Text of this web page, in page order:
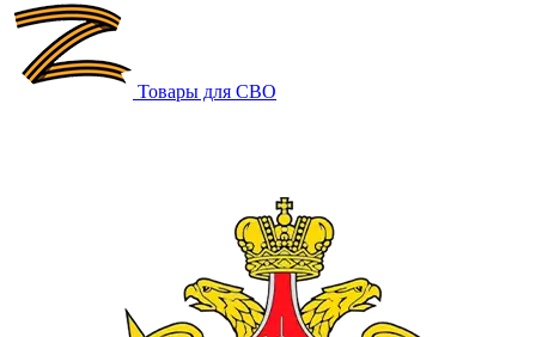
Товары для СВО